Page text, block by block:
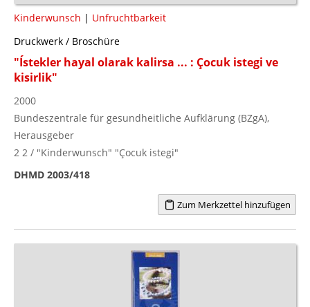
Kinderwunsch | Unfruchtbarkeit
Druckwerk / Broschüre
"Ístekler hayal olarak kalirsa ... : Çocuk istegi ve
kisirlik"
2000
Bundeszentrale für gesundheitliche Aufklärung (BZgA),
Herausgeber
2 2 / "Kinderwunsch" "Çocuk istegi"
DHMD 2003/418
Zum Merkzettel hinzufügen